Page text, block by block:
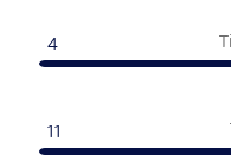
4
11